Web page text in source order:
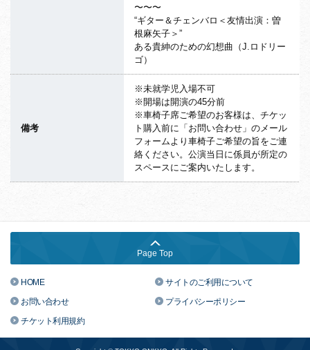
〜〜〜
“ギター＆チェンバロ＜友情出演：曽
根麻矢子＞”
ある貴紳のための幻想曲（J.ロドリー
ゴ）
備考
※未就学児入場不可
※開場は開演の45分前
※車椅子席ご希望のお客様は、チケッ
ト購入前に「お問い合わせ」のメール
フォームより車椅子ご希望の旨をご連
絡ください。公演当日に係員が所定の
スペースにご案内いたします。
Page Top
HOME
サイトのご利用について
お問い合わせ
プライバシーポリシー
チケット利用規約